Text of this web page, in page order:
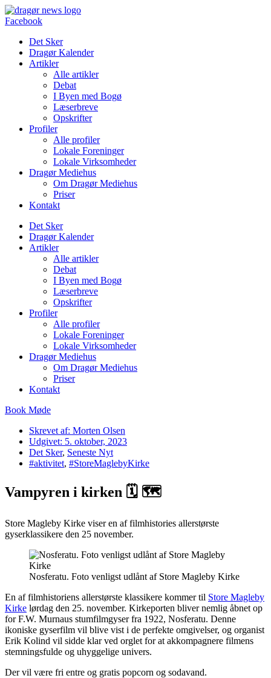
Videre
til
Facebook
Det Sker
Dragør Kalender
Artikler
Alle artikler
Debat
I Byen med Bogø
Læserbreve
Opskrifter
Profiler
Alle profiler
Lokale Foreninger
Lokale Virksomheder
Dragør Mediehus
Om Dragør Mediehus
Priser
Kontakt
Det Sker
Dragør Kalender
Artikler
Alle artikler
Debat
I Byen med Bogø
Læserbreve
Opskrifter
Profiler
Alle profiler
Lokale Foreninger
Lokale Virksomheder
Dragør Mediehus
Om Dragør Mediehus
Priser
Kontakt
Book Møde
Skrevet af: Morten Olsen
Udgivet: 5. oktober, 2023
Det Sker, Seneste Nyt
#aktivitet, #StoreMaglebyKirke
Vampyren i kirken 🗓 🗺
Store Magleby Kirke viser en af filmhistories allerstørste
gyserklassikere den 25 november.
Nosferatu. Foto venligst udlånt af Store Magleby Kirke
En af filmhistoriens allerstørste klassikere kommer til Store Magleby
Kirke lørdag den 25. november. Kirkeporten bliver nemlig åbnet op
for F.W. Murnaus stumfilmgyser fra 1922, Nosferatu. Denne
ikoniske gyserfilm vil blive vist i de perfekte omgivelser, og organist
Erik Kolind vil sidde klar ved orglet for at akkompagnere filmens
stemningsfulde og uhyggelige univers.
Der vil være fri entre og gratis popcorn og sodavand.